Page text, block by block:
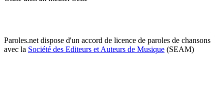
Paroles.net dispose d'un accord de licence de paroles de chansons
avec la Société des Editeurs et Auteurs de Musique (SEAM)